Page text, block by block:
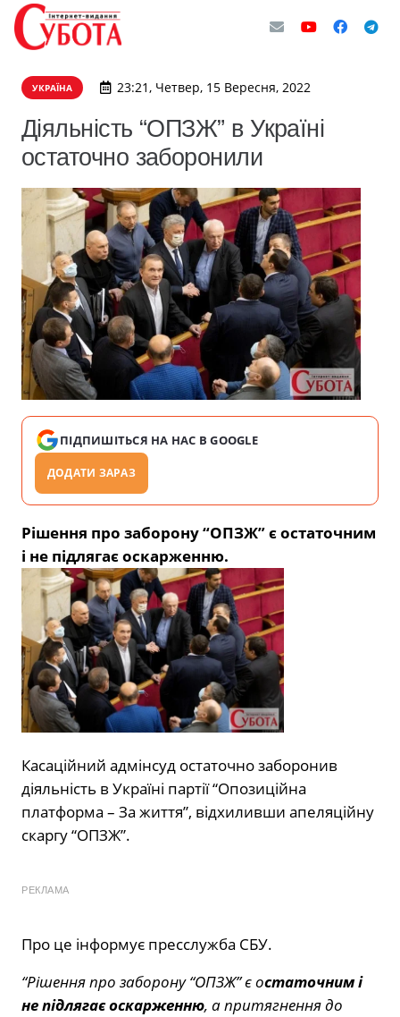
УКРАЇНА 23:21, Четвер, 15 Вересня, 2022
Діяльність “ОПЗЖ” в Україні
остаточно заборонили
ПІДПИШІТЬСЯ НА НАС В GOOGLE
ДОДАТИ ЗАРАЗ
Рішення про заборону “ОПЗЖ” є остаточним
і не підлягає оскарженню.
Касаційний адмінсуд остаточно заборонив
діяльність в Україні партії “Опозиційна
платформа – За життя”, відхиливши апеляційну
скаргу “ОПЗЖ”.
РЕКЛАМА
Про це інформує пресслужба СБУ.
“Рішення про заборону “ОПЗЖ” є остаточним і
не підлягає оскарженню, а притягнення до